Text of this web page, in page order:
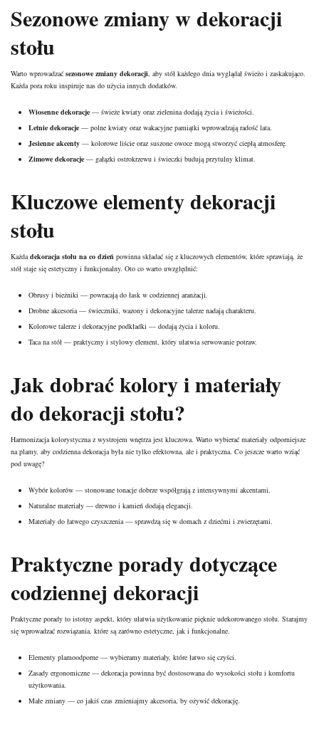
Sezonowe zmiany w dekoracji
stołu
Warto wprowadzać sezonowe zmiany dekoracji, aby stół każdego dnia wyglądał świeżo i zaskakująco.
Każda pora roku inspiruje nas do użycia innych dodatków.
Wiosenne dekoracje — świeże kwiaty oraz zielenina dodają życia i świeżości.
Letnie dekoracje — polne kwiaty oraz wakacyjne pamiątki wprowadzają radość lata.
Jesienne akcenty — kolorowe liście oraz suszone owoce mogą stworzyć ciepłą atmosferę.
Zimowe dekoracje — gałązki ostrokrzewu i świeczki budują przytulny klimat.
Kluczowe elementy dekoracji
stołu
Każdadekoracja stołu na co dzień powinna składać się z kluczowych elementów, które sprawiają, że
stół staje się estetyczny i funkcjonalny. Oto co warto uwzględnić:
Obrusy i bieżniki — powracają do łask w codziennej aranżacji.
Drobne akcesoria — świeczniki, wazony i dekoracyjne talerze nadają charakteru.
Kolorowe talerze i dekoracyjne podkładki — dodają życia i koloru.
Taca na stół — praktyczny i stylowy element, który ułatwia serwowanie potraw.
Jak dobrać kolory i materiały
do dekoracji stołu?
Harmonizacja kolorystyczna z wystrojem wnętrza jest kluczowa. Warto wybierać materiały odporniejsze
na plamy, aby codzienna dekoracja była nie tylko efektowna, ale i praktyczna. Co jeszcze warto wziąć
pod uwagę?
Wybór kolorów — stonowane tonacje dobrze współgrają z intensywnymi akcentami.
Naturalne materiały — drewno i kamień dodają elegancji.
Materiały do łatwego czyszczenia — sprawdzą się w domach z dziećmi i zwierzętami.
Praktyczne porady dotyczące
codziennej dekoracji
Praktyczne porady to istotny aspekt, który ułatwia użytkowanie pięknie udekorowanego stołu. Starajmy
się wprowadzać rozwiązania, które są zarówno estetyczne, jak i funkcjonalne.
Elementy plamoodporne — wybieramy materiały, które łatwo się czyści.
Zasady ergonomiczne — dekoracja powinna być dostosowana do wysokości stołu i komfortu
użytkowania.
Małe zmiany — co jakiś czas zmieniajmy akcesoria, by ożywić dekorację.